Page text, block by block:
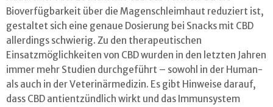
Bioverfügbarkeit über die Magenschleimhaut reduziert ist,
gestaltet sich eine genaue Dosierung bei Snacks mit CBD
allerdings schwierig. Zu den therapeutischen
Einsatzmöglichkeiten von CBD wurden in den letzten Jahren
immer mehr Studien durchgeführt – sowohl in der Human-
als auch in der Veterinärmedizin. Es gibt Hinweise darauf,
dass CBD antientzündlich wirkt und das Immunsystem